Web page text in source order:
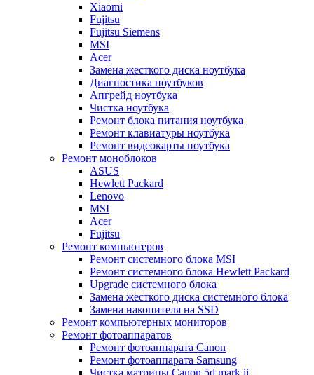
Xiaomi
Fujitsu
Fujitsu Siemens
MSI
Acer
Замена жесткого диска ноутбука
Диагностика ноутбуков
Апгрейд ноутбука
Чистка ноутбука
Ремонт блока питания ноутбука
Ремонт клавиатуры ноутбука
Ремонт видеокарты ноутбука
Ремонт моноблоков
ASUS
Hewlett Packard
Lenovo
MSI
Acer
Fujitsu
Ремонт компьютеров
Ремонт системного блока MSI
Ремонт системного блока Hewlett Packard
Upgrade системного блока
Замена жесткого диска системного блока
Замена накопителя на SSD
Ремонт компьютерных мониторов
Ремонт фотоаппаратов
Ремонт фотоаппарата Canon
Ремонт фотоаппарата Samsung
Чистка матрицы Canon 5d mark ii